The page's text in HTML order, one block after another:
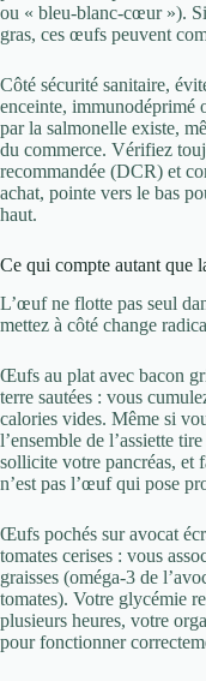
ou « bleu-blanc-cœur »).
gras, ces œufs peuvent
Côté sécurité sanitaire,
enceinte, immunodéprimé
par la salmonelle existe,
du commerce. Vérifiez
recommandée (DCR) et
achat, pointe vers le bas
haut.
Ce qui compte autant que
L’œuf ne flotte pas seul
mettez à côté change
Œufs au plat avec bacon
terre sautées : vous
calories vides. Même si
l’ensemble de l’assiette
sollicite votre pancréas, et
n’est pas l’œuf qui pose
Œufs pochés sur avocat
tomates cerises : vous
graisses (oméga-3 de
tomates). Votre glycémie
plusieurs heures, votre
pour fonctionner